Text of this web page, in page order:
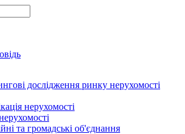
дослідження ринку нерухомості
нерухомості
та громадські об'єднання